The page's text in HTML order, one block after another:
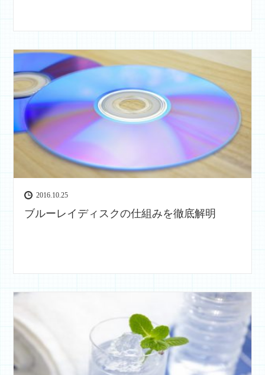
2016.10.25
ブルーレイディスクの仕組みを徹底解明